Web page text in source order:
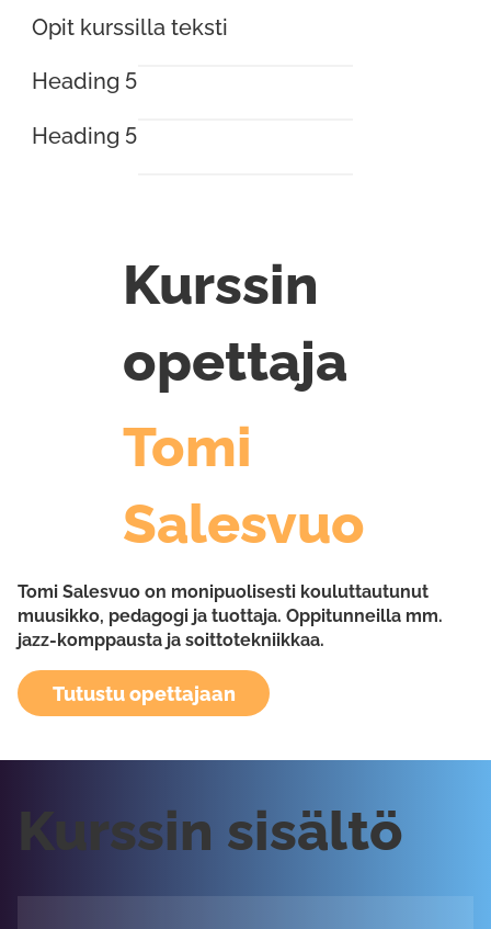
Opit kurssilla teksti
Heading 5
Heading 5
Kurssin
opettaja
Tomi
Salesvuo
Tomi Salesvuo on monipuolisesti kouluttautunut
muusikko, pedagogi ja tuottaja. Oppitunneilla mm.
jazz-komppausta ja soittotekniikkaa.
Tutustu opettajaan
Kurssin sisältö